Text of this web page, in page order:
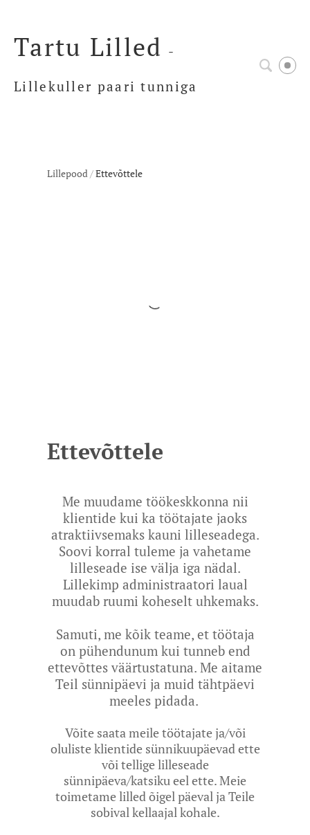
Tartu Lilled -
Lillekuller paari tunniga
Lillepood/Ettevõttele
Ettevõttele
Me muudame töökeskkonna nii
klientide kui ka töötajate jaoks
atraktiivsemaks kauni lilleseadega.
Soovi korral tuleme ja vahetame
lilleseade ise välja iga nädal.
Lillekimp administraatori laual
muudab ruumi koheselt uhkemaks.
Samuti, me kõik teame, et töötaja
on pühendunum kui tunneb end
ettevõttes väärtustatuna. Me aitame
Teil sünnipäevi ja muid tähtpäevi
meeles pidada.
Võite saata meile töötajate ja/või
oluliste klientide sünnikuupäevad ette
või tellige lilleseade
sünnipäeva/katsiku eel ette. Meie
toimetame lilled õigel päeval ja Teile
sobival kellaajal kohale.